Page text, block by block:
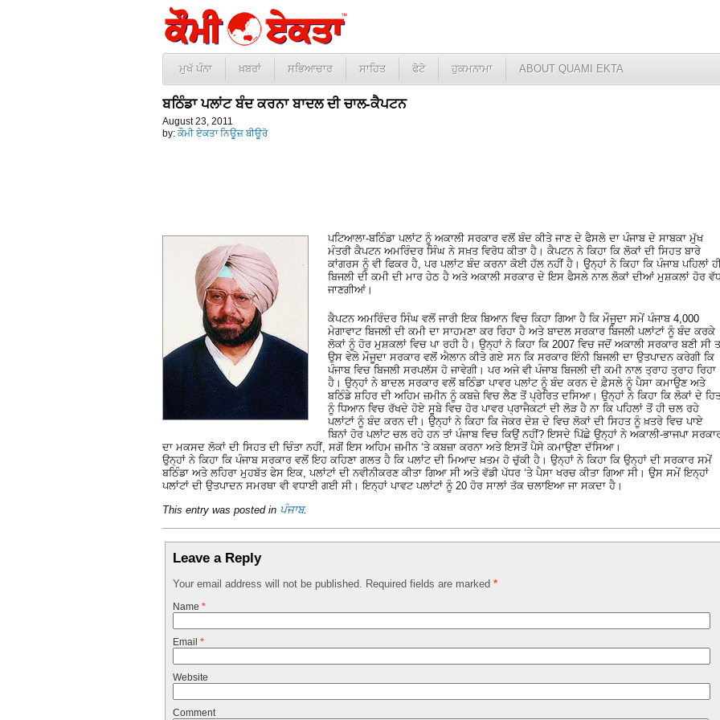
ਮੁਖੱ ਪੰਨਾ ਖ਼ਬਰਾਂ ਸਭਿਆਚਾਰ ਸਾਹਿਤ ਫੋਟੋ ਹੁਕਮਨਾਮਾ ABOUT QUAMI EKTA
ਬਠਿੰਡਾ ਪਲਾਂਟ ਬੰਦ ਕਰਨਾ ਬਾਦਲ ਦੀ ਚਾਲ-ਕੈਪਟਨ
August 23, 2011
by: ਕੌਮੀ ਏਕਤਾ ਨਿਊਜ਼ ਬੀਊਰੋ
ਪਟਿਆਲਾ-ਬਠਿੰਡਾ ਪਲਾਂਟ ਨੂੰ ਅਕਾਲੀ ਸਰਕਾਰ ਵਲੋਂ ਬੰਦ ਕੀਤੇ ਜਾਣ ਦੇ ਫੈਸਲੇ ਦਾ ਪੰਜਾਬ ਦੇ ਸਾਬਕਾ ਮੁੱਖ
ਮੰਤਰੀ ਕੈਪਟਨ ਅਮਰਿੰਦਰ ਸਿੰਘ ਨੇ ਸਖ਼ਤ ਵਿਰੋਧ ਕੀਤਾ ਹੈ। ਕੈਪਟਨ ਨੇ ਕਿਹਾ ਕਿ ਲੋਕਾਂ ਦੀ ਸਿਹਤ ਬਾਰੇ
ਕਾਂਗਰਸ ਨੂੰ ਵੀ ਫਿਕਰ ਹੈ, ਪਰ ਪਲਾਂਟ ਬੰਦ ਕਰਨਾ ਕੋਈ ਹੱਲ ਨਹੀਂ ਹੈ। ਉਨ੍ਹਾਂ ਨੇ ਕਿਹਾ ਕਿ ਪੰਜਾਬ ਪਹਿਲਾਂ
ਬਿਜਲੀ ਦੀ ਕਮੀ ਦੀ ਮਾਰ ਹੇਠ ਹੈ ਅਤੇ ਅਕਾਲੀ ਸਰਕਾਰ ਦੇ ਇਸ ਫੈਸਲੇ ਨਾਲ ਲੋਕਾਂ ਦੀਆਂ ਮੁਸ਼ਕਲਾਂ ਹੋਰ
ਜਾਣਗੀਆਂ।
ਕੈਪਟਨ ਅਮਰਿੰਦਰ ਸਿੰਘ ਵਲੋਂ ਜਾਰੀ ਇਕ ਬਿਆਨ ਵਿਚ ਕਿਹਾ ਗਿਆ ਹੈ ਕਿ ਮੌਜੂਦਾ ਸਮੇਂ ਪੰਜਾਬ 4,000
ਮੇਗਾਵਾਟ ਬਿਜਲੀ ਦੀ ਕਮੀ ਦਾ ਸਾਹਮਣਾ ਕਰ ਰਿਹਾ ਹੈ ਅਤੇ ਬਾਦਲ ਸਰਕਾਰ ਬਿਜਲੀ ਪਲਾਂਟਾਂ ਨੂੰ ਬੰਦ ਕਰਕੇ
ਲੋਕਾਂ ਨੂੰ ਹੋਰ ਮੁਸ਼ਕਲਾਂ ਵਿਚ ਪਾ ਰਹੀ ਹੈ। ਉਨ੍ਹਾਂ ਨੇ ਕਿਹਾ ਕਿ 2007 ਵਿਚ ਜਦੋਂ ਅਕਾਲੀ ਸਰਕਾਰ ਬਣੀ ਸੀ
ਉਸ ਵੇਲੇ ਮੌਜੂਦਾ ਸਰਕਾਰ ਵਲੋਂ ਐਲਾਨ ਕੀਤੇ ਗਏ ਸਨ ਕਿ ਸਰਕਾਰ ਇੰਨੀ ਬਿਜਲੀ ਦਾ ਉਤਪਾਦਨ ਕਰੇਗੀ ਕਿ
ਪੰਜਾਬ ਵਿਚ ਬਿਜਲੀ ਸਰਪਲੱਸ ਹੋ ਜਾਵੇਗੀ। ਪਰ ਅਜੇ ਵੀ ਪੰਜਾਬ ਬਿਜਲੀ ਦੀ ਕਮੀ ਨਾਲ ਤ੍ਰਾਹ ਤ੍ਰਾਹ ਰਿਹਾ
ਹੈ। ਉਨ੍ਹਾਂ ਨੇ ਬਾਦਲ ਸਰਕਾਰ ਵਲੋਂ ਬਠਿੰਡਾ ਪਾਵਰ ਪਲਾਂਟ ਨੂੰ ਬੰਦ ਕਰਨ ਦੇ ਫ਼ੈਸਲੇ ਨੂੰ ਪੈਸਾ ਕਮਾਉਣ ਅਤੇ
ਬਠਿੰਡੇ ਸ਼ਹਿਰ ਦੀ ਅਹਿਮ ਜ਼ਮੀਨ ਨੂੰ ਕਬਜ਼ੇ ਵਿਚ ਲੈਣ ਤੋਂ ਪ੍ਰੇਰਿਤ ਦਸਿਆ। ਉਨ੍ਹਾਂ ਨੇ ਕਿਹਾ ਕਿ ਲੋਕਾਂ ਦੇ
ਨੂੰ ਧਿਆਨ ਵਿਚ ਰੱਖਦੇ ਹੋਏ ਸੂਬੇ ਵਿਚ ਹੋਰ ਪਾਵਰ ਪ੍ਰਾਜੈਕਟਾਂ ਦੀ ਲੋੜ ਹੈ ਨਾ ਕਿ ਪਹਿਲਾਂ ਤੋਂ ਹੀ ਚਲ ਰਹੇ
ਪਲਾਂਟਾਂ ਨੂੰ ਬੰਦ ਕਰਨ ਦੀ। ਉਨ੍ਹਾਂ ਨੇ ਕਿਹਾ ਕਿ ਜੇਕਰ ਦੇਸ਼ ਦੇ ਵਿਚ ਲੋਕਾਂ ਦੀ ਸਿਹਤ ਨੂੰ ਖ਼ਤਰੇ ਵਿਚ ਪਾਏ
ਬਿਨਾਂ ਹੋਰ ਪਲਾਂਟ ਚਲ ਰਹੇ ਹਨ ਤਾਂ ਪੰਜਾਬ ਵਿਚ ਕਿਉਂ ਨਹੀਂ? ਇਸਦੇ ਪਿੱਛੇ ਉਨ੍ਹਾਂ ਨੇ ਅਕਾਲੀ-ਭਾਜਪਾ
ਦਾ ਮਕਸਦ ਲੋਕਾਂ ਦੀ ਸਿਹਤ ਦੀ ਚਿੰਤਾ ਨਹੀਂ, ਸਗੋਂ ਇਸ ਅਹਿਮ ਜ਼ਮੀਨ ‘ਤੇ ਕਬਜ਼ਾ ਕਰਨਾ ਅਤੇ ਇਸਤੋਂ ਪੈਸੇ ਕਮਾਉਣਾ ਦੱਸਿਆ।
ਉਨ੍ਹਾਂ ਨੇ ਕਿਹਾ ਕਿ ਪੰਜਾਬ ਸਰਕਾਰ ਵਲੋਂ ਇਹ ਕਹਿਣਾ ਗਲਤ ਹੈ ਕਿ ਪਲਾਂਟ ਦੀ ਮਿਆਦ ਖ਼ਤਮ ਹੋ ਚੁੱਕੀ ਹੈ। ਉਨ੍ਹਾਂ ਨੇ ਕਿਹਾ ਕਿ ਉਨ੍ਹਾਂ ਦੀ ਸਰਕਾਰ ਸਮੇਂ
ਬਠਿੰਡਾ ਅਤੇ ਲਹਿਰਾ ਮੁਹਬੱਤ ਫੇਸ ਇਕ, ਪਲਾਂਟਾਂ ਦੀ ਨਵੀਨੀਕਰਣ ਕੀਤਾ ਗਿਆ ਸੀ ਅਤੇ ਵੱਡੀ ਪੱਧਰ ‘ਤੇ ਪੈਸਾ ਖਰਚ ਕੀਤਾ ਗਿਆ ਸੀ। ਉਸ ਸਮੇਂ ਇਨ੍ਹਾਂ
ਪਲਾਂਟਾਂ ਦੀ ਉਤਪਾਦਨ ਸਮਰਥਾ ਵੀ ਵਧਾਈ ਗਈ ਸੀ। ਇਨ੍ਹਾਂ ਪਾਵਟ ਪਲਾਂਟਾਂ ਨੂੰ 20 ਹੋਰ ਸਾਲਾਂ ਤੱਕ ਚਲਾਇਆ ਜਾ ਸਕਦਾ ਹੈ।
This entry was posted in ਪੰਜਾਬ.
Leave a Reply
Your email address will not be published. Required fields are marked *
Name *
Email *
Website
Comment